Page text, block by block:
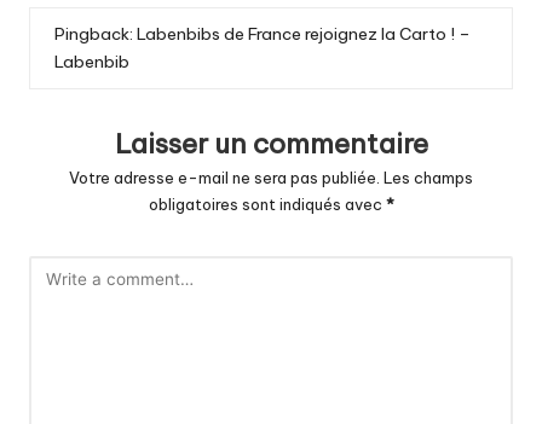
Pingback: Labenbibs de France rejoignez la Carto ! –
Labenbib
Laisser un commentaire
Votre adresse e-mail ne sera pas publiée. Les champs
obligatoires sont indiqués avec *